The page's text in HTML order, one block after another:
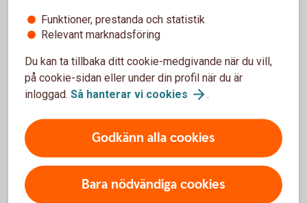
förutspå var skyfallen kommer att ske och hur stora de
kommer att bli, och det tror vi att vi kommer se mer av
Behövs det förändringar i
infrastrukturen runt våra hus för
att anpassa till nya
omständigheter?
Kommunerna behöver se över upptagningsförmågan av
Funktioner, prestanda och statistik
Relevant marknadsföring
Du kan ta tillbaka ditt cookie-medgivande när du vill,
på cookie-sidan eller under din profil när du är
inloggad. Så hanterar vi cookies .
Godkänn alla cookies
Bara nödvändiga cookies